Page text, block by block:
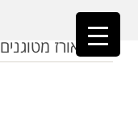
ראשי»אורז»
כדורי אורז מטוגנים